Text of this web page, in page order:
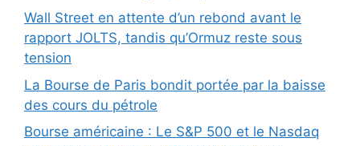
Wall Street en attente d’un rebond avant le
rapport JOLTS, tandis qu’Ormuz reste sous
tension
La Bourse de Paris bondit portée par la baisse
des cours du pétrole
Bourse américaine : Le S&P 500 et le Nasdaq